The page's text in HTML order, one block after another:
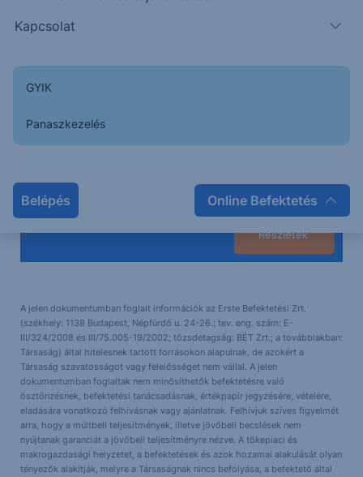
Kapcsolat
GYIK
Panaszkezelés
Belépés Online Befektetés
a biztonságos befektetések kedvelőinek.
Részletek
A jelen dokumentumban foglalt információk az Erste Befektetési Zrt.
(székhely: 1138 Budapest, Népfürdő u. 24-26.; tev. eng. szám: E-
III/324/2008 és III/75.005-19/2002; tőzsdetagság: BÉT Zrt.; a továbbiakban:
Társaság) által hitelesnek tartott forrásokon alapulnak, de azokért a
Társaság szavatosságot vagy felelősséget nem vállal. A jelen
dokumentumban foglaltak nem minősíthetők befektetésre való
ösztönzésnek, befektetési tanácsadásnak, értékpapír jegyzésére, vételére,
eladására vonatkozó felhívásnak vagy ajánlatnak. Felhívjuk szíves figyelmét
arra, hogy a múltbeli teljesítmények, illetve jövőbeli becslések nem
nyújtanak garanciát a jövőbeli teljesítményre nézve. A tőkepiaci és
makrogazdasági helyzetet, a befektetések és azok hozamai alakulását olyan
tényezők alakítják, melyre a Társaságnak nincs befolyása, a befektető által